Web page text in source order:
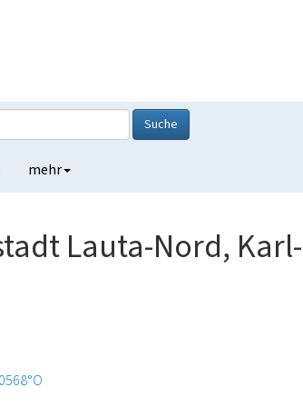
Suche
mehr
Lauta-Nord,